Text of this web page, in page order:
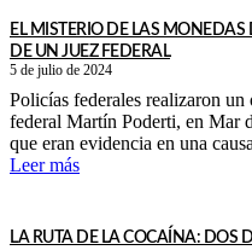
EL MISTERIO DE LAS
DE UN JUEZ FEDERAL
5 de julio de 2024
Policías federales realizaron
federal Martín Poderti, en Mar
que eran evidencia en una
Leer más
LA RUTA DE LA COCAÍNA: DOS